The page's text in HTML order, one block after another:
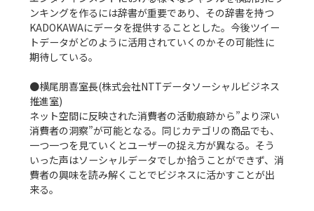
ンキングを作るには辞書が重要であり、その辞書を持つ
KADOKAWAにデータを提供することとした。今後ツイー
トデータがどのように活用されていくのかその可能性に
期待している。
●横尾朋喜室長(株式会社NTTデータソーシャルビジネス
推進室)
ネット空間に反映された消費者の活動痕跡から”より深い
消費者の洞察”が可能となる。同じカテゴリの商品でも、
一つ一つを見ていくとユーザーの捉え方が異なる。そう
いった声はソーシャルデータでしか拾うことができず、消
費者の興味を読み解くことでビジネスに活かすことが出
来る。